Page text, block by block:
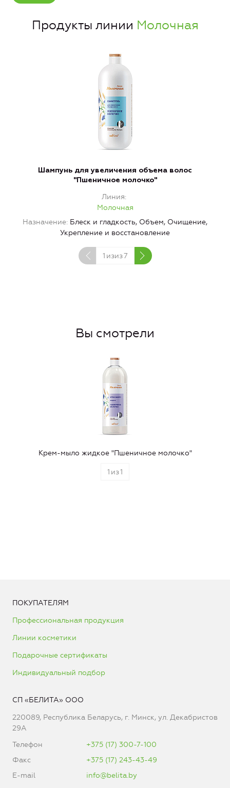
Продукты линии Молочная
Шампунь для увеличения объема волос
"Пшеничное молочко"
Линия
Молочная
Назначение Блеск и гладкость, Объем, Очищение,
Укрепление и восстановление
1 изиз7
Вы смотрели
Крем-мыло жидкое "Пшеничное молочко"
1 из1
ПОКУПАТЕЛЯМ
Профессиональная продукция
Линии косметики
Подарочные сертификаты
Индивидуальный подбор
СП «БЕЛИТА» ООО
220089, Республика Беларусь, г. Минск, ул. Декабристов
29А
Телефон
+375 (17) 300-7-100
Факс
+375 (17) 243-43-49
E-mail
info@belita.by